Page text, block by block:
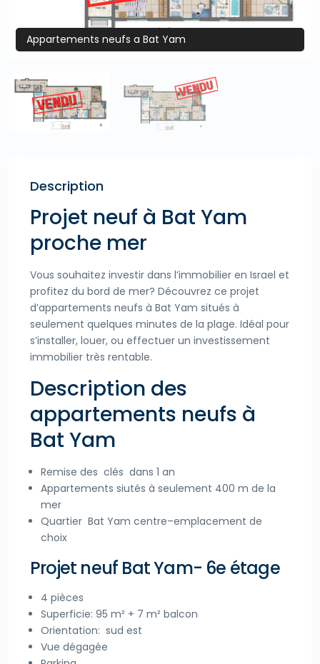
Appartements neufs a Bat Yam
Description
Projet neuf à Bat Yam
proche mer
Vous souhaitez investir dans l’immobilier en Israel et
profitez du bord de mer? Découvrez ce projet
d’appartements neufs à Bat Yam situés à
seulement quelques minutes de la plage. Idéal pour
s’installer, louer, ou effectuer un investissement
immobilier très rentable.
Description des
appartements neufs à
Bat Yam
Remise des clés dans 1 an
Appartements siutés à seulement 400 m de la
mer
Quartier Bat Yam centre–emplacement de
choix
Projet neuf Bat Yam- 6e étage
4 pièces
Superficie: 95 m² + 7 m² balcon
Orientation: sud est
Vue dégagée